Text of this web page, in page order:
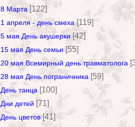
8 Марта [122]
1 апреля - день смеха [119]
5 мая День акушерки [42]
15 мая День семьи [55]
20 мая Всемирный день травматолога
28 мая День пограничника [59]
День танца [100]
Дни детей [71]
День цветов [41]